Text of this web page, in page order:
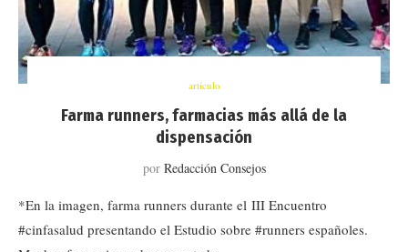
artículo
Farma runners, farmacias más allá de la
dispensación
por Redacción Consejos
*En la imagen, farma runners durante el III Encuentro
#cinfasalud presentando el Estudio sobre #runners españoles.